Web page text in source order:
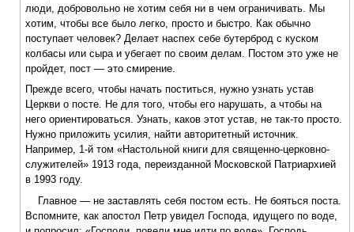
люди, добровольно не хотим себя ни в чем ограничивать. Мы
хотим, чтобы все было легко, просто и быстро. Как обычно
поступает человек? Делает наспех себе бутерброд с куском
колбасы или сыра и убегает по своим делам. Постом это уже не
пройдет, пост — это смирение.
Прежде всего, чтобы начать поститься, нужно узнать устав
Церкви о посте. Не для того, чтобы его нарушать, а чтобы на
него ориентироваться. Узнать, каков этот устав, не так-то просто.
Нужно приложить усилия, найти авторитетный источник.
Например, 1-й том «Настольной книги для священно-церковно-
служителей» 1913 года, переизданной Московской Патриархией
в 1993 году.
Главное — не заставлять себя постом есть. Не бояться поста.
Вспомните, как апостол Петр увидел Господа, идущего по воде,